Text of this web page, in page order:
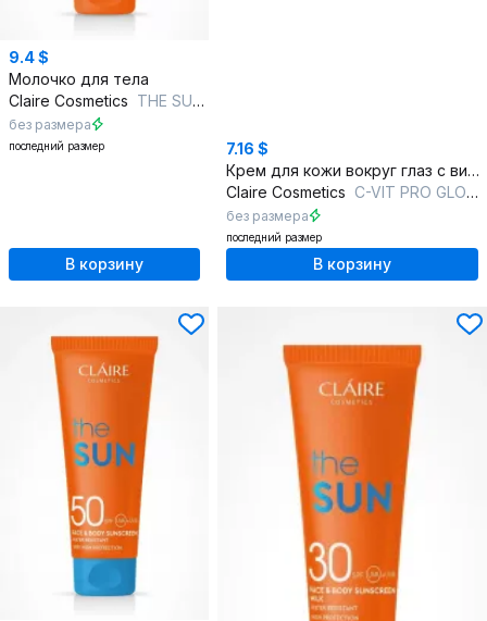
9.4 $
Молочко для тела
Claire Cosmetics THE SUN Успокаивающее молочко для лица и тела
без размера
последний размер
В корзину
7.16 $
Крем для кожи вокруг глаз с витамином C
Claire Cosmetics C-VIT PRO GLOW THERAPY Крем для кожи вокруг глаз
без размера
последний размер
В корзину